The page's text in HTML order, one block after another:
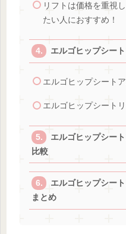
リフトは価格を重視
たい人におすすめ！
エルゴヒップシー
エルゴヒップシート
エルゴヒップシート
エルゴヒップシー
比較
エルゴヒップシー
まとめ